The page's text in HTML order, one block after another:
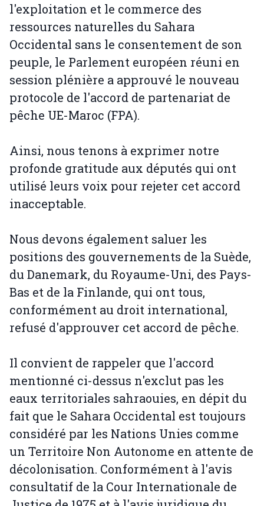
l'exploitation et le commerce des
ressources naturelles du Sahara
Occidental sans le consentement de son
peuple, le Parlement européen réuni en
session plénière a approuvé le nouveau
protocole de l'accord de partenariat de
pêche UE-Maroc (FPA).
Ainsi, nous tenons à exprimer notre
profonde gratitude aux députés qui ont
utilisé leurs voix pour rejeter cet accord
inacceptable.
Nous devons également saluer les
positions des gouvernements de la Suède,
du Danemark, du Royaume-Uni, des Pays-
Bas et de la Finlande, qui ont tous,
conformément au droit international,
refusé d'approuver cet accord de pêche.
Il convient de rappeler que l'accord
mentionné ci-dessus n'exclut pas les
eaux territoriales sahraouies, en dépit du
fait que le Sahara Occidental est toujours
considéré par les Nations Unies comme
un Territoire Non Autonome en attente de
décolonisation. Conformément à l'avis
consultatif de la Cour Internationale de